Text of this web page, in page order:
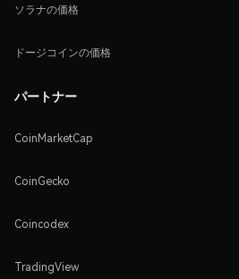
ソラナの価格
ドージコインの価格
パートナー
CoinMarketCap
CoinGecko
Coincodex
TradingView